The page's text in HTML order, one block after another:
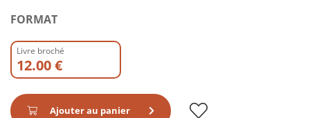
FORMAT
Livre broché
12.00 €
Ajouter au panier